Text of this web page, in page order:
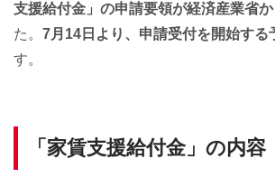
支援給付金」の申請要領が経済産業省
た。 7月14日より、申請受付を開始する
す。
「家賃支援給付金」の内容